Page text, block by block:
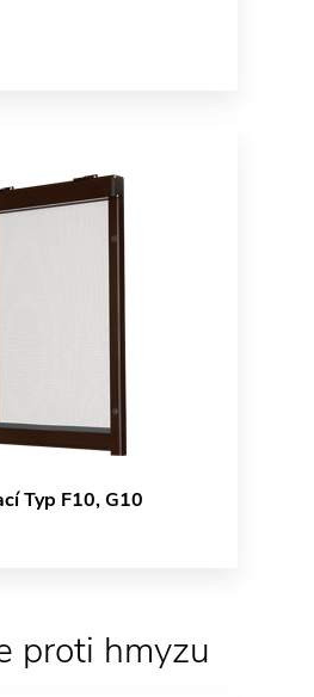
Typ F10, G10
proti hmyzu